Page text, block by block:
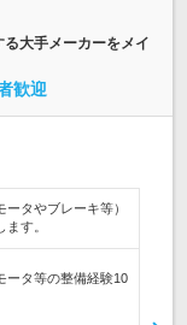
大手メーカーをメイ
歓迎
タやブレーキ等）
す。
ータ等の整備経験10